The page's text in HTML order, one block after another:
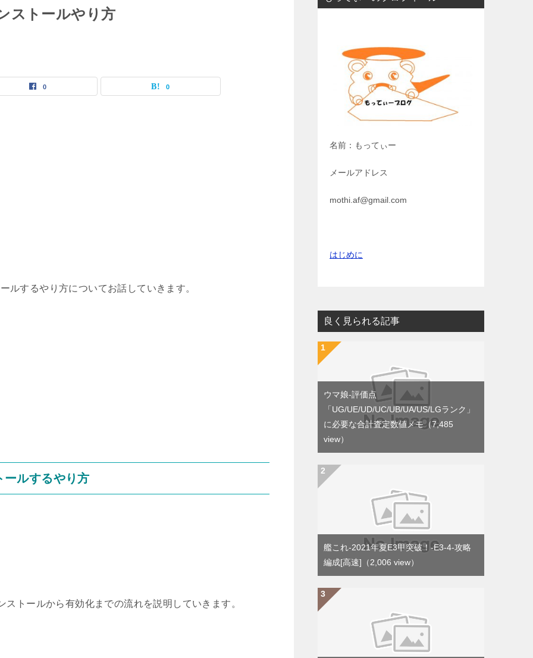
ストールやり方
0 0
ルするやり方についてお話していきます。
ルするやり方
トールから有効化までの流れを説明していきます。
名前：もってぃー
メールアドレス
mothi.af@gmail.com
はじめに
良く見られる記事
ウマ娘-評価点
「UG/UE/UD/UC/UB/UA/US/LGランク」
に必要な合計査定数値メモ（7,485
view）
艦これ-2021年夏E3甲突破！-E3-4-攻略
編成[高速] （2,006 view）